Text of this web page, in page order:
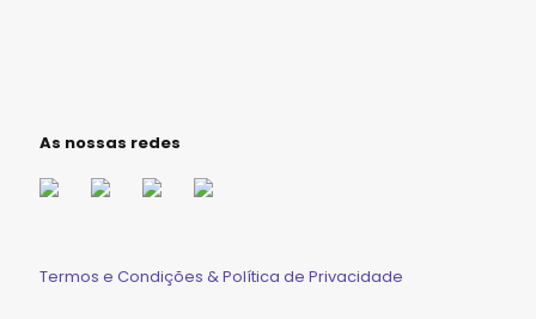
As nossas redes
Termos e Condições & Política de Privacidade